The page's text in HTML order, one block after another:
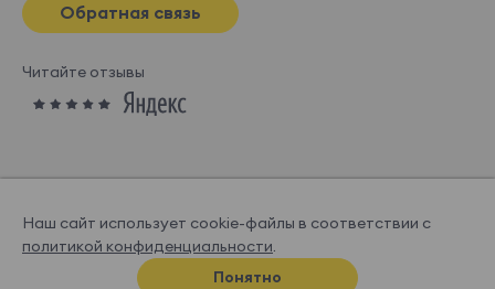
Обратная связь
Читайте отзывы
© OGOGOHOME, 2026
Спроектировано и нарисовано вСупрематике
Наш сайт использует cookie-файлы в соответствии с
политикой конфиденциальности.
Понятно